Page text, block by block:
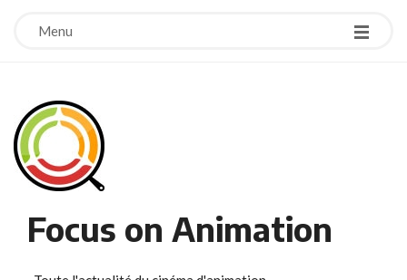
Menu
Focus on Animation